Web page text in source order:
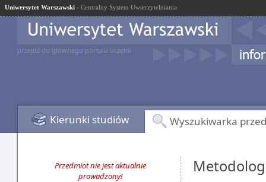
Uniwersytet Warszawski - Centralny System Uwierzytelniania
przejdź do głównego portalu uczelni
Kierunki studiów Wyszukiwarka
Przedmiot nie jest aktualnie
prowadzony!